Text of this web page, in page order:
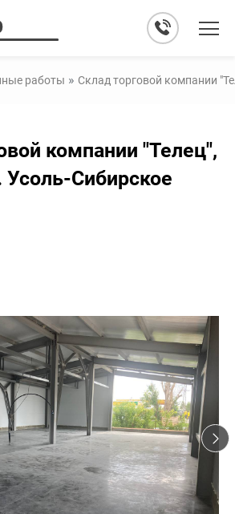
работы » Склад торговой компании
компании "Телец",
Усоль-Сибирское